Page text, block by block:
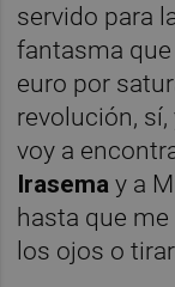
servido para
fantasma
euro por
revolución,
voy a
Irasema y a
hasta que
los ojos o